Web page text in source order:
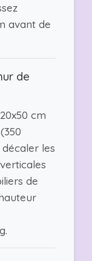
avant de
de
cm
les
de